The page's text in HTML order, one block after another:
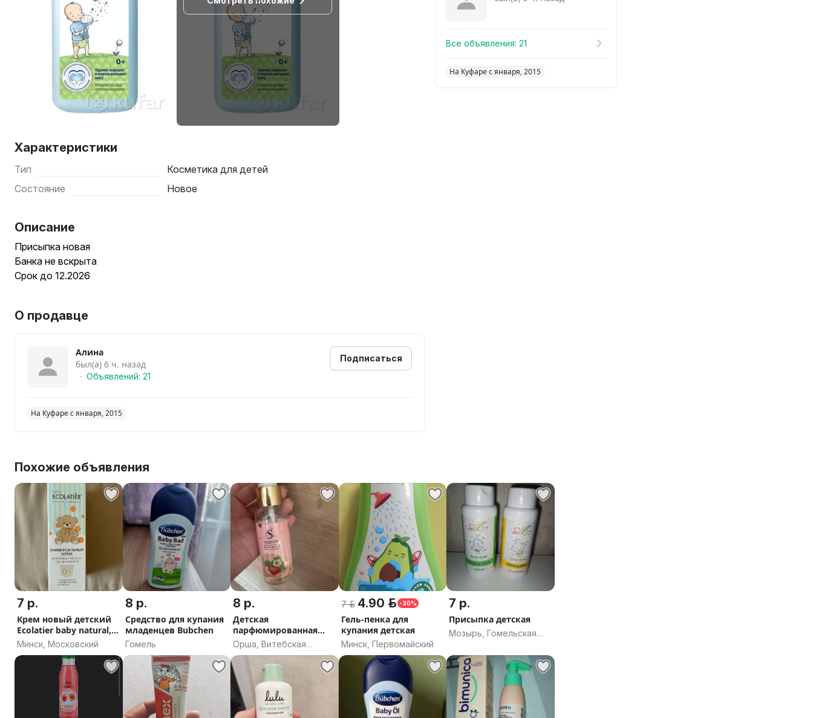
Характеристики
Тип
Косметика для детей
Состояние
Новое
Описание
Присыпка новая
Банка не вскрыта
Срок до 12.2026
О продавце
Алина
был(а) 6 ч. назад
Объявлений: 21
Подписаться
На Куфаре с января, 2015
Похожие объявления
7 р.
Крем новый детский
Ecolatier baby natural,
100 мл
Минск, Московский
8 р.
Средство для купания
младенцев Bubchen
Гомель
8 р.
Детская
парфюмированная
водичка
Орша, Витебская
область
7 р. 4.90 р. -30%
Гель-пенка для
купания детская
Минск, Первомайский
7 р.
Присыпка детская
Мозырь, Гомельская
Все объявления: 21
На Куфаре с января, 2015